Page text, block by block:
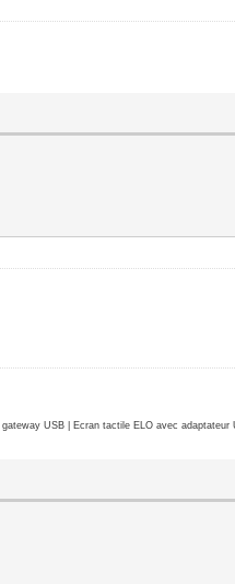
USB | Ecran tactile ELO avec adaptateur